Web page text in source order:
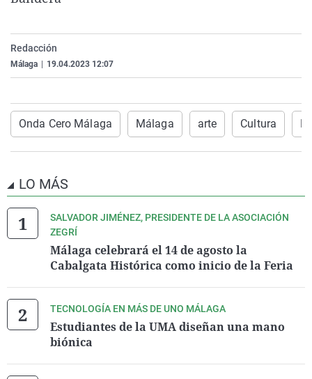
Gente viajera
Retornados
Galicia
País Vasco
Televisión
Redacción
Málaga 19.04.2023 12:07
Onda Cero Málaga Málaga arte Cultura
LO MÁS
SALVADOR JIMÉNEZ, PRESIDENTE DE LA ASOCIACIÓN
ZEGRÍ
Málaga celebrará el 14 de agosto la
Cabalgata Histórica como inicio de la Feria
TECNOLOGÍA EN MÁS DE UNO MÁLAGA
Estudiantes de la UMA diseñan una mano
biónica